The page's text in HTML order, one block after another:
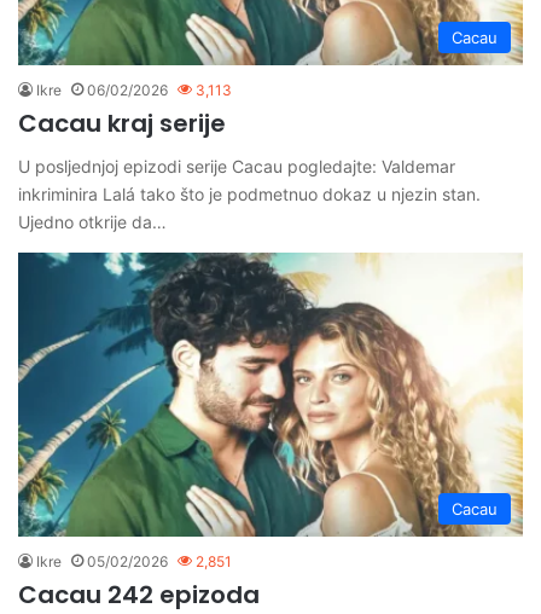
Cacau
Ikre 06/02/2026 3,113
Cacau kraj serije
U posljednjoj epizodi serije Cacau pogledajte: Valdemar
inkriminira Lalá tako što je podmetnuo dokaz u njezin stan.
Ujedno otkrije da…
Cacau
Ikre 05/02/2026 2,851
Cacau 242 epizoda